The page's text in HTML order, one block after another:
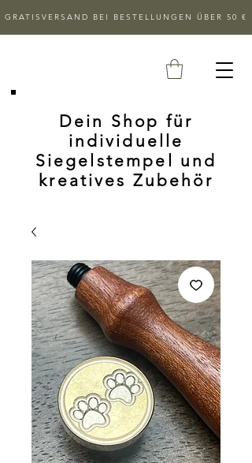
GRATISVERSAND BEI BESTELLUNGEN ÜBER 50 €
Dein Shop für
individuelle
Siegelstempel und
kreatives Zubehör